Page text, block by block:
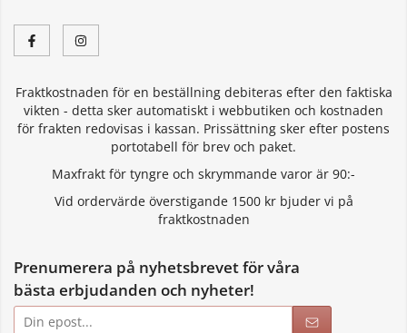
Fraktkostnaden för en beställning debiteras efter den faktiska
vikten - detta sker automatiskt i webbutiken och kostnaden
för frakten redovisas i kassan. Prissättning sker efter postens
portotabell för brev och paket.
Maxfrakt för tyngre och skrymmande varor är 90:-
Vid ordervärde överstigande 1500 kr bjuder vi på
fraktkostnaden
Prenumerera på nyhetsbrevet för våra
bästa erbjudanden och nyheter!